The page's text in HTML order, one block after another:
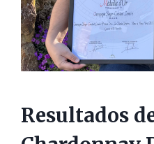
Resultados